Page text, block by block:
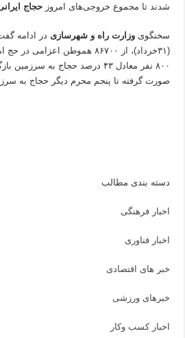
شدند تا مجموع خروجی‌های امروزحجاج
سخنگویوزارت راه و شهرسازی در ادامه
۸۰۰ نفر معادل ۴۳ درصد حجاج به
صورت گرفته تا پنجم محرم دیگر حجاج به
دسته بندی مطالب
اخبار فرهنگی
اخبار فناوری
خبر های اقتصادی
خبرهای ورزشی
اخبار کسب وکار